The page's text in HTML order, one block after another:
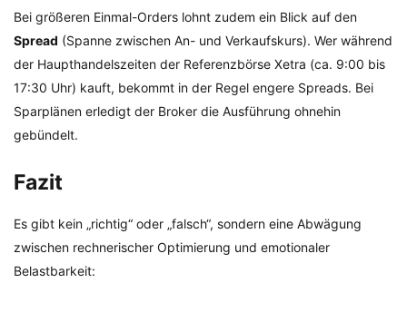
Bei größeren Einmal-Orders lohnt zudem ein Blick auf den
Spread (Spanne zwischen An- und Verkaufskurs). Wer während
der Haupthandelszeiten der Referenzbörse Xetra (ca. 9:00 bis
17:30 Uhr) kauft, bekommt in der Regel engere Spreads. Bei
Sparplänen erledigt der Broker die Ausführung ohnehin
gebündelt.
Fazit
Es gibt kein „richtig“ oder „falsch“, sondern eine Abwägung
zwischen rechnerischer Optimierung und emotionaler
Belastbarkeit: